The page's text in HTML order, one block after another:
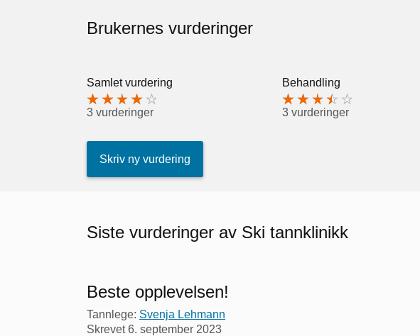
Brukernes vurderinger
Samlet vurdering
3 vurderinger
Behandling
3 vurderinger
Skriv ny vurdering
Siste vurderinger av Ski tannklinikk
Beste opplevelsen!
Tannlege: Svenja Lehmann
Skrevet6. september 2023